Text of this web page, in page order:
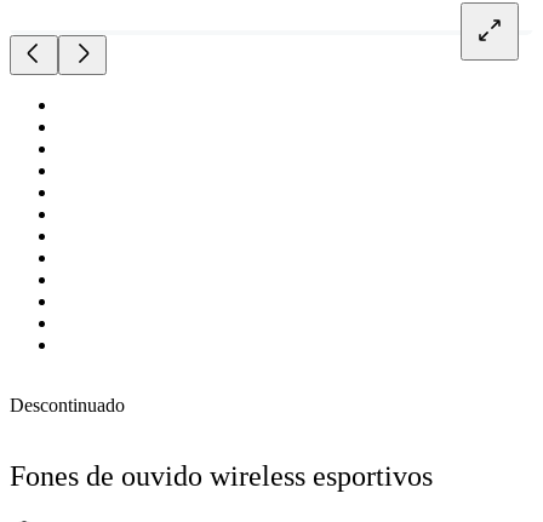
Descontinuado
Fones de ouvido wireless esportivos